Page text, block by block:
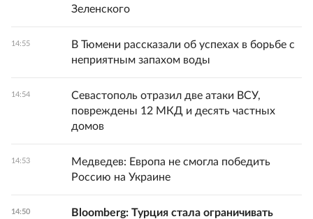
Зеленского
14:55
В Тюмени рассказали об успехах в борьбе с
неприятным запахом воды
14:54
Севастополь отразил две атаки ВСУ,
повреждены 12 МКД и десять частных
домов
14:53
Медведев: Европа не смогла победить
Россию на Украине
14:50
Bloomberg: Турция стала ограничивать